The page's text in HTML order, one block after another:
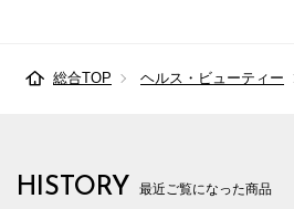
総合TOP ヘルス・ビューティー
HISTORY 最近ご覧になった商品